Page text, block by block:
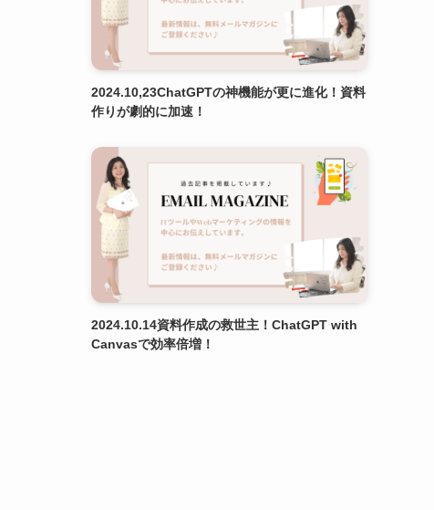
2024.10,23ChatGPTの神機能が更に進化！資料
作りが劇的に加速！
2024.10.14資料作成の救世主！ChatGPT with
Canvasで効率倍増！